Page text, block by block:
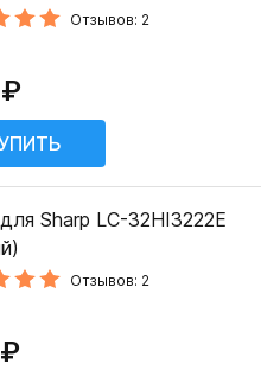
Отзывов: 2
Sharp LC-32HI3222E
Отзывов: 2